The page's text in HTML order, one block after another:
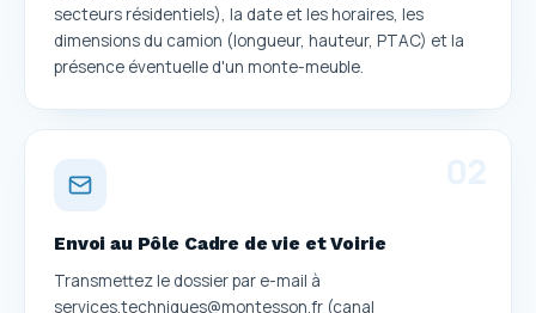
secteurs résidentiels), la date et les horaires, les
dimensions du camion (longueur, hauteur, PTAC) et la
présence éventuelle d'un monte-meuble.
Envoi au Pôle Cadre de vie et Voirie
Transmettez le dossier par e-mail à
services.techniques@montesson.fr (canal